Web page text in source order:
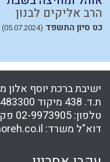
הרב אליקים לבנון
כט סיון התשפד (05.07.2024)
ישיבת ברכת יוסף אלון
ת.ד. 438 מיקוד 4483300
טלפון:02-9973905
דוא"ל משרד: